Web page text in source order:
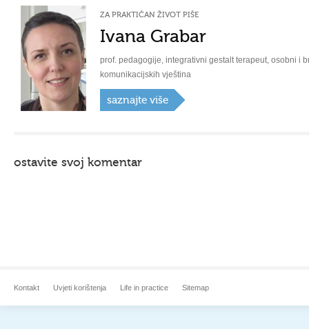
ZA PRAKTIČAN ŽIVOT PIŠE
Ivana Grabar
prof. pedagogije, integrativni gestalt terapeut, osobni i
komunikacijskih vještina
saznajte više
ostavite svoj komentar
Kontakt Uvjeti korištenja Life in practice Sitemap